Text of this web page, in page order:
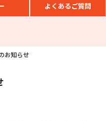
よくあるご質問
お知らせ